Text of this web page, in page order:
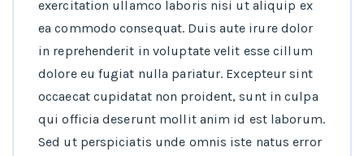
exercitation ullamco laboris nisi ut aliquip ex
ea commodo consequat. Duis aute irure dolor
in reprehenderit in voluptate velit esse cillum
dolore eu fugiat nulla pariatur. Excepteur sint
occaecat cupidatat non proident, sunt in culpa
qui officia deserunt mollit anim id est laborum.
Sed ut perspiciatis unde omnis iste natus error